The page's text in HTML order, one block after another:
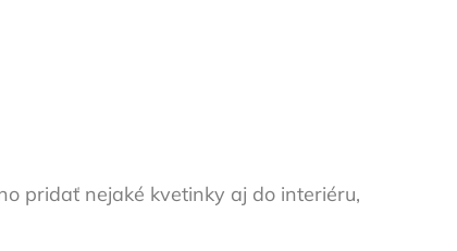
pridať nejaké kvetinky aj do interiéru,